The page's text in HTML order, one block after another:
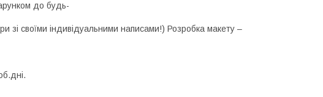
до будь-
зі своїми індивідуальними написами!) Розробка макету –